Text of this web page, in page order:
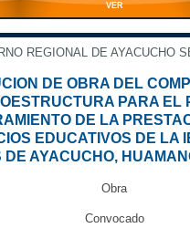
VER
REGIONAL DE AYACUCHO
DE OBRA DEL
PARA EL
DE LA
EDUCATIVOS DE LA
DE AYACUCHO,
Obra
Convocado